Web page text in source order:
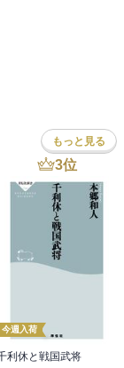
もっと見る
3位
今週入荷
利休と戦国武将